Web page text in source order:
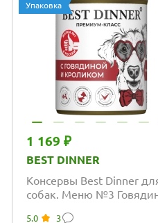
Упаковка
1 169 ₽
BEST DINNER
Консервы Best Dinner
собак. Меню №3
5.0 3